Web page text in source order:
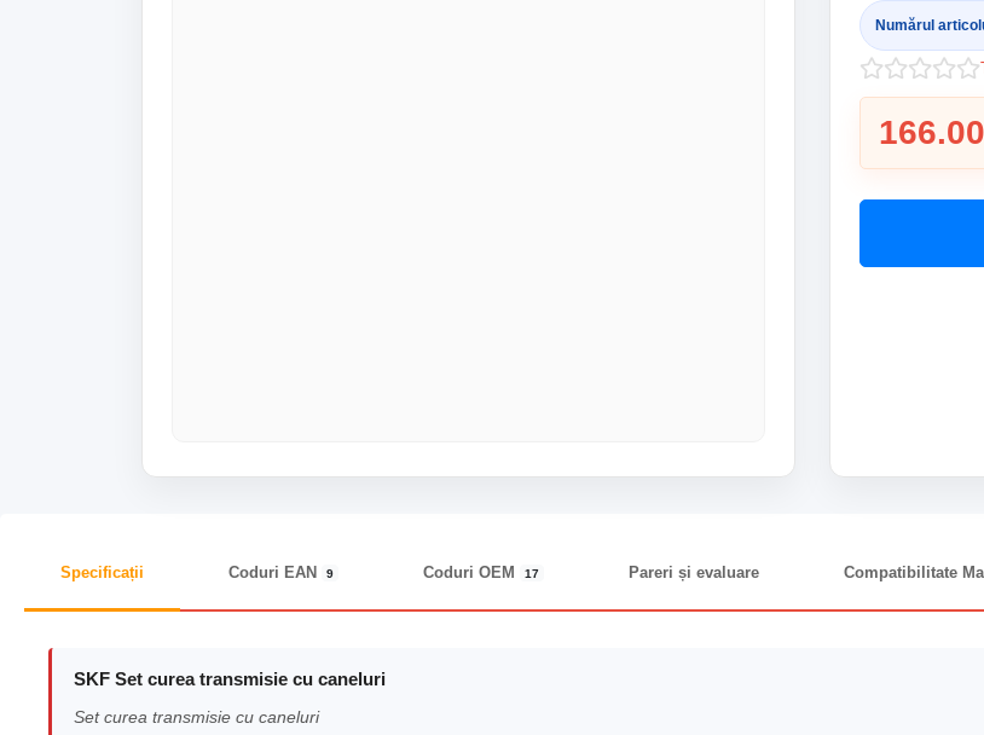
Numărul
Specificații Coduri EAN 9 Coduri OEM 17 Pareri și evaluare Compatibilitate
SKF Set curea transmisie cu caneluri
Set curea transmisie cu caneluri